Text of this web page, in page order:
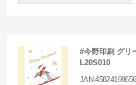
#今野印刷 グリ
L20S010